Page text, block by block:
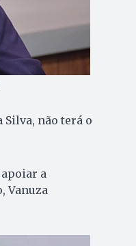
não terá o
a
Vanuza